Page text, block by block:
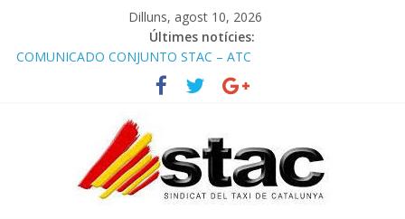
Dilluns, agost 10, 2026
Últimes notícies:
COMUNICADO CONJUNTO STAC – ATC
Comunicado STAC/ ATC de la reunión con los Mossos d
‘Esquadra del aeropuerto de Barcelona.
Programa de Radio TAXI LIBRE 29.07.2026 en COOLTURA FM.
STAC/ATC SOLICITAN TAULA TÈCNICA PARA MEJORAR LA
OPERATIVA DE ENTRADA EN EL PUERTO DE BARCELONA.
Programa de Radio TAXI LIBRE 22.07.2026 en COOLTURA FM.